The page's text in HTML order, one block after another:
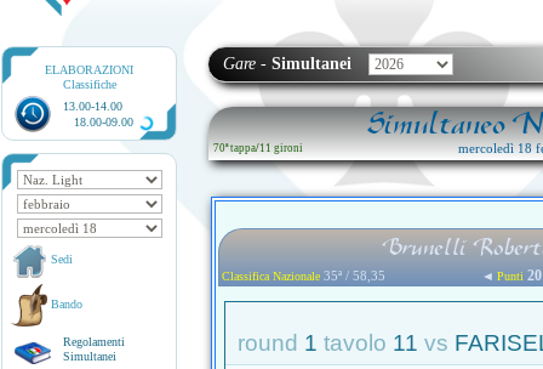
ELABORAZIONI
Classifiche
13.00-14.00
18.00-09.00
Sedi
Bando
Regolamenti
Simultanei
Gare - Simultanei
Simultaneo
70ª tappa/11 gironi mercoledì 18
Brunelli
Classifica Nazionale 35ª / 58,35 ◄ Punti 20
round 1 tavolo 11 vs